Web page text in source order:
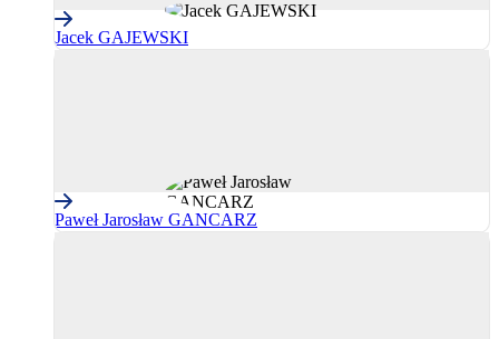
Jacek GAJEWSKI
Paweł Jarosław GANCARZ